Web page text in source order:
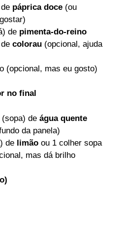
páprica doce (ou
de pimenta-do-reino
colorau (opcional, ajuda
(opcional, mas eu gosto)
no final
de água quente
da panela)
de limão ou 1 colher sopa
mas dá brilho